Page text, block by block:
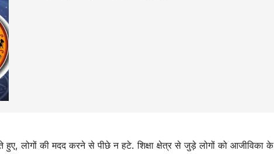
लोगों की मदद करने से पीछे न हटे. शिक्षा क्षेत्र से जुड़े लोगों को आजीविका के